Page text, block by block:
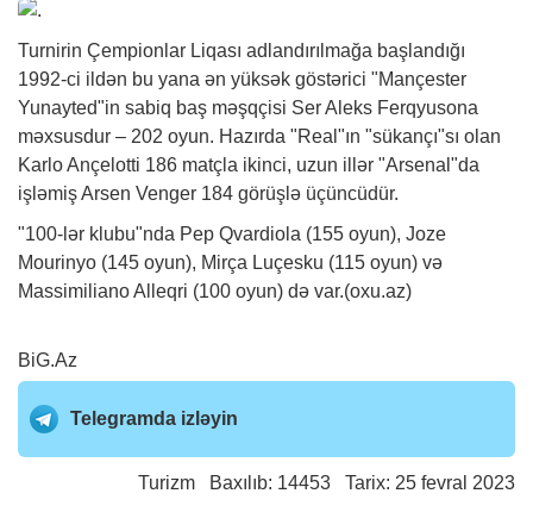
Turnirin Çempionlar Liqası adlandırılmağa başlandığı
1992-ci ildən bu yana ən yüksək göstərici "Mançester
Yunayted"in sabiq baş məşqçisi Ser Aleks Ferqyusona
məxsusdur – 202 oyun. Hazırda "Real"ın "sükançı"sı olan
Karlo Ançelotti 186 matçla ikinci, uzun illər "Arsenal"da
işləmiş Arsen Venger 184 görüşlə üçüncüdür.
"100-lər klubu"nda Pep Qvardiola (155 oyun), Joze
Mourinyo (145 oyun), Mirça Luçesku (115 oyun) və
Massimiliano Alleqri (100 oyun) də var.(oxu.az)
BiG.Az
Telegramda izləyin
Turizm Baxılıb: 14453 Tarix: 25 fevral 2023